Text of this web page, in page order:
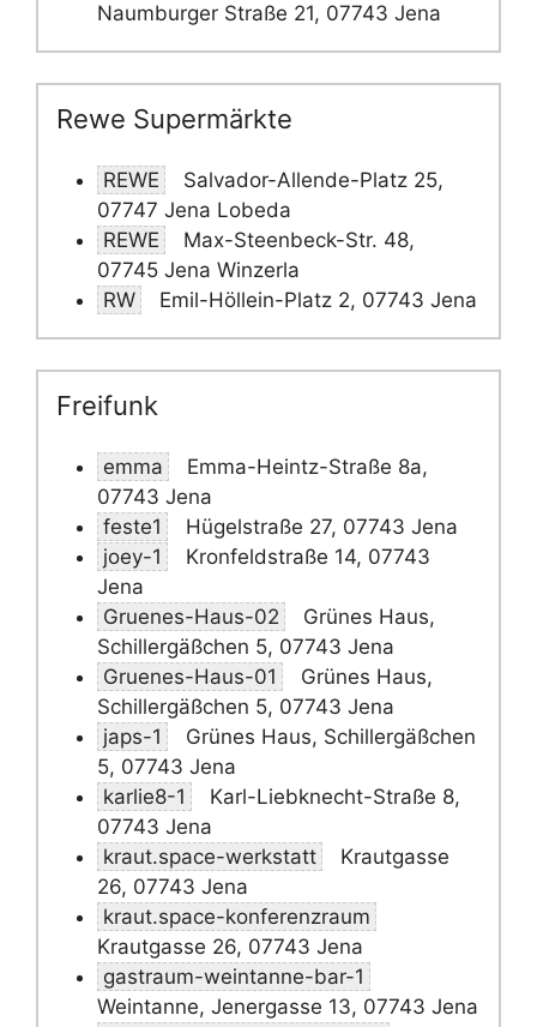
Naumburger Straße 21, 07743 Jena
Rewe Supermärkte
REWE
Salvador-Allende-Platz 25,
07747 Jena Lobeda
REWE
Max-Steenbeck-Str. 48,
07745 Jena Winzerla
RW
Emil-Höllein-Platz 2, 07743 Jena
Freifunk
emma
Emma-Heintz-Straße 8a,
07743 Jena
feste1
Hügelstraße 27, 07743 Jena
joey-1
Kronfeldstraße 14, 07743
Jena
Gruenes-Haus-02
Grünes Haus,
Schillergäßchen 5, 07743 Jena
Gruenes-Haus-01
Grünes Haus,
Schillergäßchen 5, 07743 Jena
japs-1
Grünes Haus, Schillergäßchen
5, 07743 Jena
karlie8-1
Karl-Liebknecht-Straße 8,
07743 Jena
kraut.space-werkstatt
Krautgasse
26, 07743 Jena
kraut.space-konferenzraum
Krautgasse 26, 07743 Jena
gastraum-weintanne-bar-1
Weintanne, Jenergasse 13, 07743 Jena